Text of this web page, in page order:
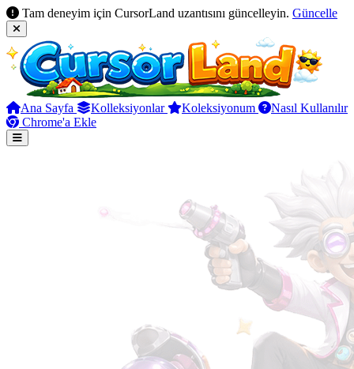
Tam deneyim için CursorLand uzantısını güncelleyin. Güncelle
Ana Sayfa Kolleksiyonlar Koleksiyonum
Nasıl Kullanılır
Chrome'a Ekle